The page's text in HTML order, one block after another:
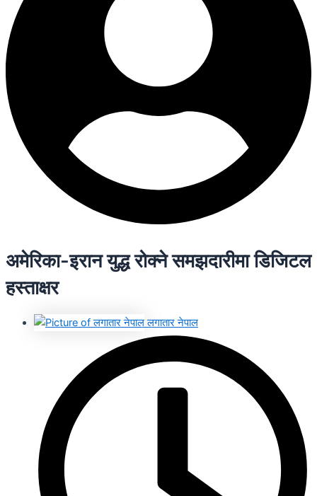
अमेरिका-इरान युद्ध रोक्ने समझदारीमा डिजिटल
हस्ताक्षर
लगातार नेपाल